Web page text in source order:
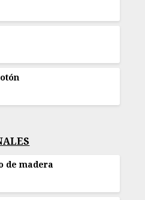
de madera